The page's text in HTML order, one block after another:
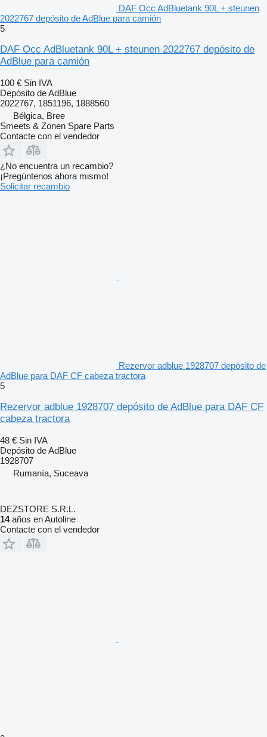
DAF Occ AdBluetank 90L + steunen
2022767 depósito de AdBlue para camión
5
DAF Occ AdBluetank 90L + steunen 2022767 depósito de
AdBlue para camión
100 € Sin IVA
Depósito de AdBlue
2022767, 1851196, 1888560
Bélgica, Bree
Smeets & Zonen Spare Parts
Contacte con el vendedor
¿No encuentra un recambio?
¡Pregúntenos ahora mismo!
Solicitar recambio
Rezervor adblue 1928707 depósito de
AdBlue para DAF CF cabeza tractora
5
Rezervor adblue 1928707 depósito de AdBlue para DAF CF
cabeza tractora
48 € Sin IVA
Depósito de AdBlue
1928707
Rumanía, Suceava
DEZSTORE S.R.L.
14años en Autoline
Contacte con el vendedor